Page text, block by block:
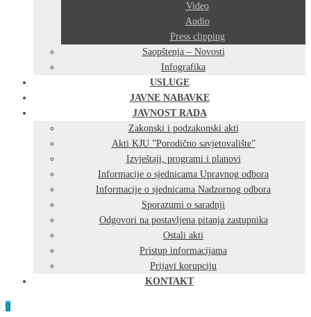
Video
Audio
Press clipping
Saopštenja – Novosti
Infografika
USLUGE
JAVNE NABAVKE
JAVNOST RADA
Zakonski i podzakonski akti
Akti KJU ”Porodično savjetovalište”
Izvještaji, programi i planovi
Informacije o sjednicama Upravnog odbora
Informacije o sjednicama Nadzornog odbora
Sporazumi o saradnji
Odgovori na postavljena pitanja zastupnika
Ostali akti
Pristup informacijama
Prijavi korupciju
KONTAKT
0